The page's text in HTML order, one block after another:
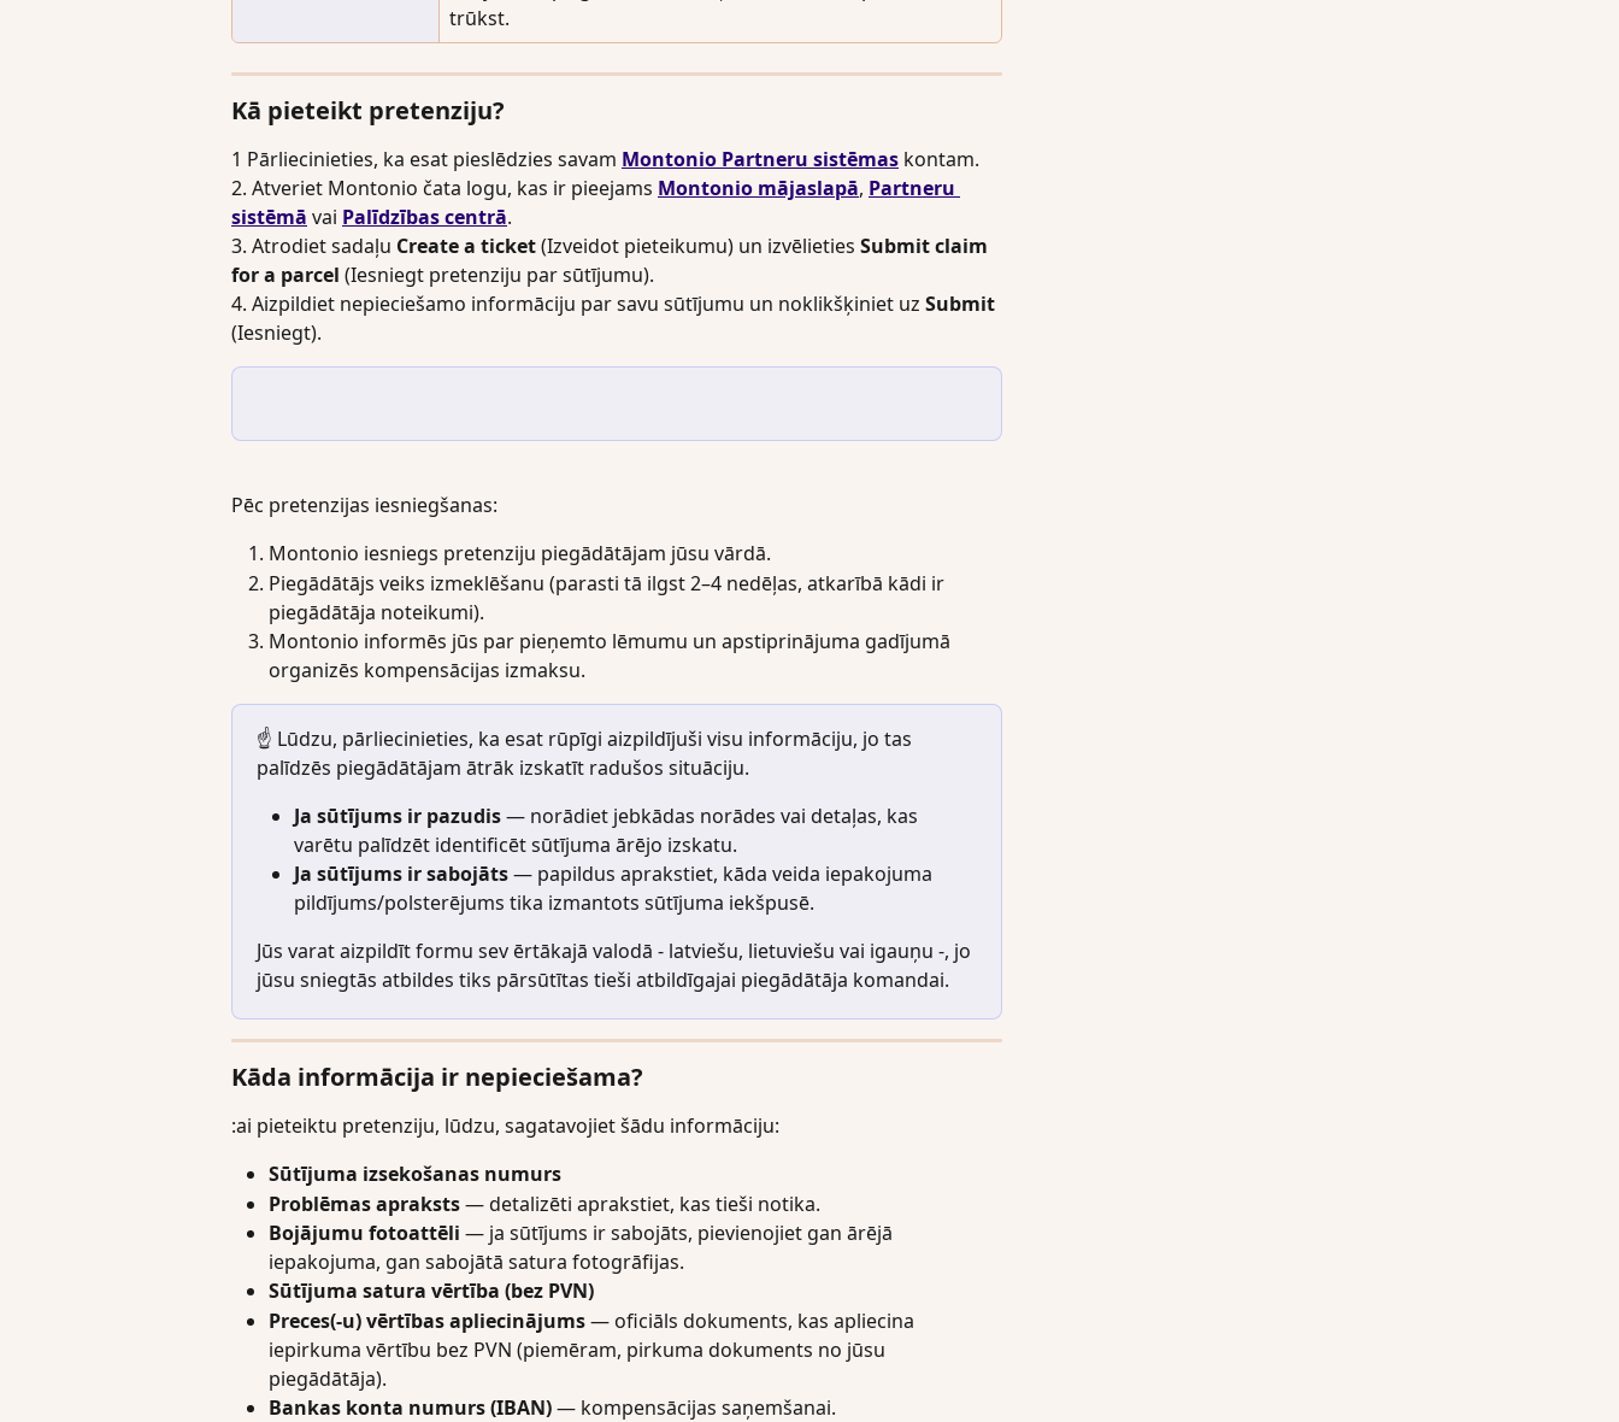
trūkst.
Kā pieteikt pretenziju?
1 Pārliecinieties, ka esat pieslēdzies savam Montonio Partneru sistēmas kontam.
2. Atveriet Montonio čata logu, kas ir pieejams Montonio mājaslapā, Partneru
sistēmā vai Palīdzības centrā.
3. Atrodiet sadaļu Create a ticket (Izveidot pieteikumu) un izvēlieties Submit claim
for a parcel (Iesniegt pretenziju par sūtījumu).
4. Aizpildiet nepieciešamo informāciju par savu sūtījumu un noklikšķiniet uz Submit
(Iesniegt).
Pēc pretenzijas iesniegšanas:
Montonio iesniegs pretenziju piegādātājam jūsu vārdā.
Piegādātājs veiks izmeklēšanu (parasti tā ilgst 2–4 nedēļas, atkarībā kādi ir
piegādātāja noteikumi).
Montonio informēs jūs par pieņemto lēmumu un apstiprinājuma gadījumā
organizēs kompensācijas izmaksu.
☝️ Lūdzu, pārliecinieties, ka esat rūpīgi aizpildījuši visu informāciju, jo tas
palīdzēs piegādātājam ātrāk izskatīt radušos situāciju.
Ja sūtījums ir pazudis — norādiet jebkādas norādes vai detaļas, kas
varētu palīdzēt identificēt sūtījuma ārējo izskatu.
Ja sūtījums ir sabojāts — papildus aprakstiet, kāda veida iepakojuma
pildījums/polsterējums tika izmantots sūtījuma iekšpusē.
Jūs varat aizpildīt formu sev ērtākajā valodā - latviešu, lietuviešu vai igauņu -, jo
jūsu sniegtās atbildes tiks pārsūtītas tieši atbildīgajai piegādātāja komandai.
Kāda informācija ir nepieciešama?
:ai pieteiktu pretenziju, lūdzu, sagatavojiet šādu informāciju:
Sūtījuma izsekošanas numurs
Problēmas apraksts — detalizēti aprakstiet, kas tieši notika.
Bojājumu fotoattēli — ja sūtījums ir sabojāts, pievienojiet gan ārējā
iepakojuma, gan sabojātā satura fotogrāfijas.
Sūtījuma satura vērtība (bez PVN)
Preces(-u) vērtības apliecinājums — oficiāls dokuments, kas apliecina
iepirkuma vērtību bez PVN (piemēram, pirkuma dokuments no jūsu
piegādātāja).
Bankas konta numurs (IBAN) — kompensācijas saņemšanai.